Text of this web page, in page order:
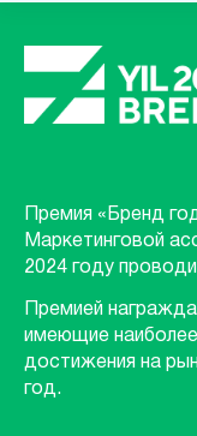
Премия «Бренд
Маркетинговой
2024 году
Премией
имеющие
достижения на
год.